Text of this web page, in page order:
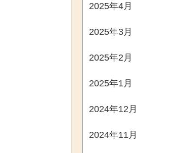
2025年4月
2025年3月
2025年2月
2025年1月
2024年12月
2024年11月